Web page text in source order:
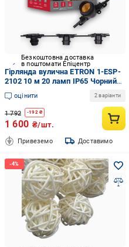
Безкоштовна доставка
в поштомати Епіцентр
Гірлянда вулична ETRON 1-ESP-
2102 10 м 20 ламп IP65 Чорний
(23788)
оцінити 2 варіанти
1 792 -192₴
1 600 ₴/шт.
Привеземо Доставимо